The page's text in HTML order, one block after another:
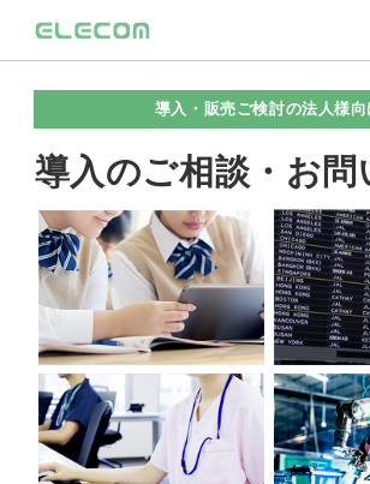
導入・販売ご検討の法人様向
導入のご相談・お問